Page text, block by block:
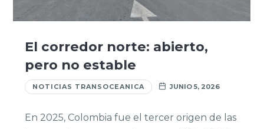
El corredor norte: abierto,
pero no estable
NOTICIAS TRANSOCEANICA JUNIO 5, 2026
En 2025, Colombia fue el tercer origen de las